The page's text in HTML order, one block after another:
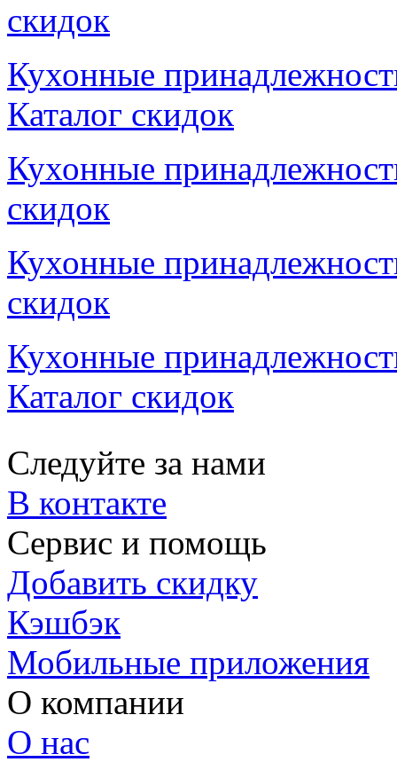
скидок
Кухонные
Каталог скидок
Кухонные
скидок
Кухонные
скидок
Кухонные
Каталог скидок
Следуйте за нами
В контакте
Сервис и помощь
Добавить скидку
Кэшбэк
Мобильные приложения
О компании
О нас